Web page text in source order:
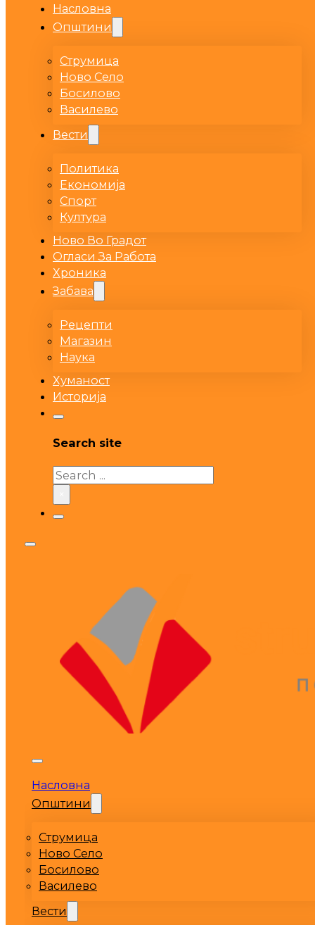
Насловна
Општини
Струмица
Ново Село
Босилово
Василево
Вести
Политика
Економија
Спорт
Култура
Ново Во Градот
Огласи За Работа
Хроника
Забава
Рецепти
Магазин
Наука
Хуманост
Историја
Search site
Search
Насловна
Општини
Струмица
Ново Село
Босилово
Василево
Вести